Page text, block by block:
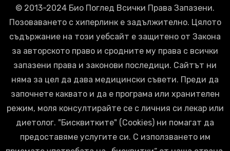
© 2013-2024 Био Поглед Всички Права Запазени.
Позоваването с хиперлинк е задължително. Цялото
съдържание на този уебсайт е защитено от Закона
за авторското право и сродните му права с всички
запазени права и законови последици. Сайтът ни
няма за цел да дава медицински съвети. Преди да
започнете каквато и да е програма или хранителен
режим, моля консултирайте се с личния си лекар или
диетолог. "Бисквитките" (Cookies) ни помагат да
предоставяме услугите си. С използването им